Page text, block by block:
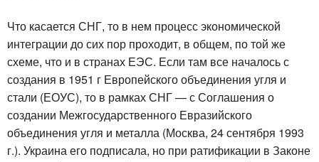
Что касается СНГ, то в нем процесс экономической
интеграции до сих пор проходит, в общем, по той же
схеме, что и в странах ЕЭС. Если там все началось с
создания в 1951 г Европейского объединения угля и
стали (ЕОУС), то в рамках СНГ — с Соглашения о
создании Межгосударственного Евразийского
объединения угля и металла (Москва, 24 сентября 1993
г.). Украина его подписала, но при ратификации в Законе